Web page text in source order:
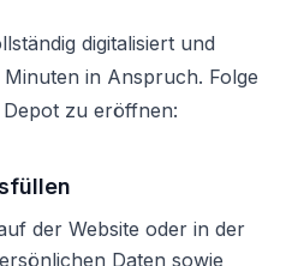
digitalisiert und
in Anspruch. Folge
Depot zu eröffnen:
der Website oder in der
Daten sowie